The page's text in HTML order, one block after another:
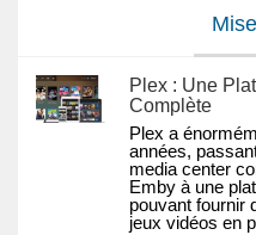
Plex : Une
Complète
Plex a
années,
media center
Emby à une
pouvant fournir
jeux vidéos en